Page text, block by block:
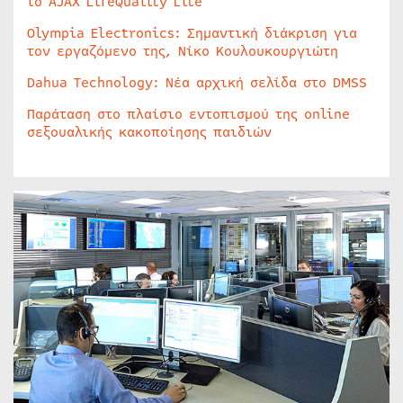
Olympia Electronics: Σημαντική διάκριση για
τον εργαζόμενο της, Νίκο Κουλουκουργιώτη
Dahua Technology: Νέα αρχική σελίδα στο DMSS
Παράταση στο πλαίσιο εντοπισμού της online
σεξουαλικής κακοποίησης παιδιών